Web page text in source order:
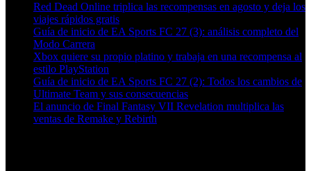
Red Dead Online triplica las recompensas en agosto y deja los
viajes rápidos gratis
Guía de inicio de EA Sports FC 27 (3): análisis completo del
Modo Carrera
Xbox quiere su propio platino y trabaja en una recompensa al
estilo PlayStation
Guía de inicio de EA Sports FC 27 (2): Todos los cambios de
Ultimate Team y sus consecuencias
El anuncio de Final Fantasy VII Revelation multiplica las
ventas de Remake y Rebirth